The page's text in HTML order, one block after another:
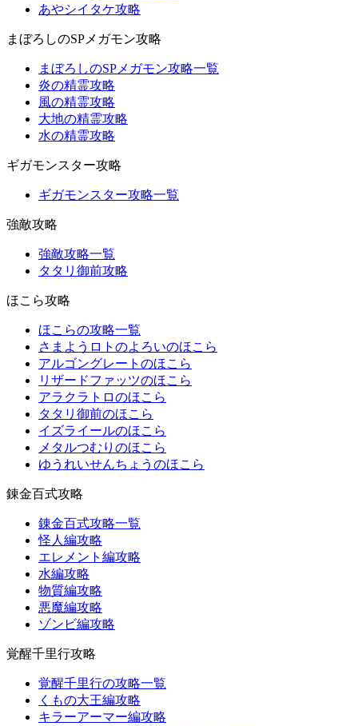
あやシイタケ攻略
まぼろしのSPメガモン攻略
まぼろしのSPメガモン攻略一覧
炎の精霊攻略
風の精霊攻略
大地の精霊攻略
水の精霊攻略
ギガモンスター攻略
ギガモンスター攻略一覧
強敵攻略
強敵攻略一覧
タタリ御前攻略
ほこら攻略
ほこらの攻略一覧
さまようロトのよろいのほこら
アルゴングレートのほこら
リザードファッツのほこら
アラクラトロのほこら
タタリ御前のほこら
イズライールのほこら
メタルつむりのほこら
ゆうれいせんちょうのほこら
錬金百式攻略
錬金百式攻略一覧
怪人編攻略
エレメント編攻略
水編攻略
物質編攻略
悪魔編攻略
ゾンビ編攻略
覚醒千里行攻略
覚醒千里行の攻略一覧
くもの大王編攻略
キラーアーマー編攻略